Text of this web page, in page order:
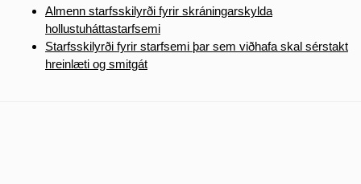
Almenn starfsskilyrði fyrir skráningarskylda
hollustuháttastarfsemi
Starfsskilyrði fyrir starfsemi þar sem viðhafa skal sérstakt
hreinlæti og smitgát